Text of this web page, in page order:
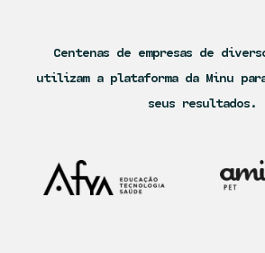
Centenas de empresas de
utilizam a plataforma da Minu
seus resultados.